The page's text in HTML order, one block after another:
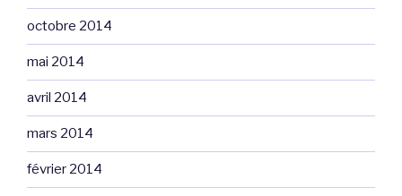
octobre 2014
mai 2014
avril 2014
mars 2014
février 2014